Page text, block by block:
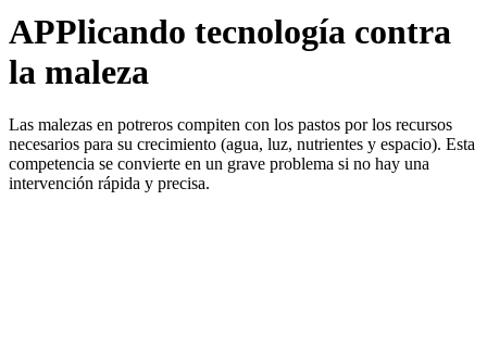
APPlicando tecnología contra
la maleza
Las malezas en potreros compiten con los pastos por los recursos
necesarios para su crecimiento (agua, luz, nutrientes y espacio). Esta
competencia se convierte en un grave problema si no hay una
intervención rápida y precisa.